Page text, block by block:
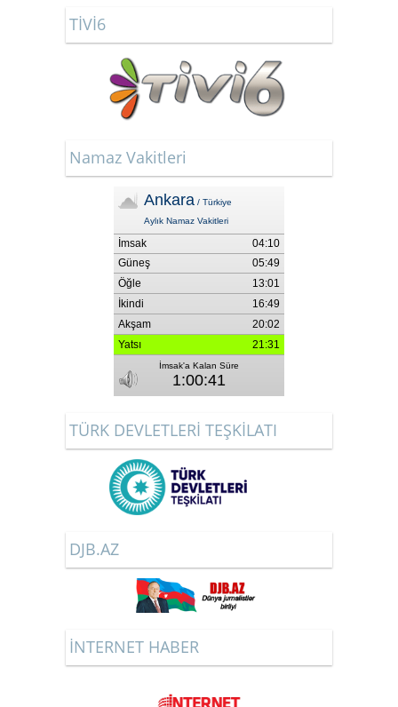
TİVİ6
Namaz Vakitleri
TÜRK DEVLETLERİ TEŞKİLATI
DJB.AZ
İNTERNET HABER